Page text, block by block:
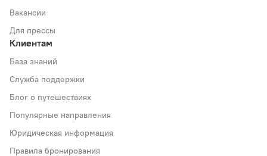
Вакансии
Для прессы
Клиентам
База знаний
Служба поддержки
Блог о путешествиях
Популярные направления
Юридическая информация
Правила бронирования